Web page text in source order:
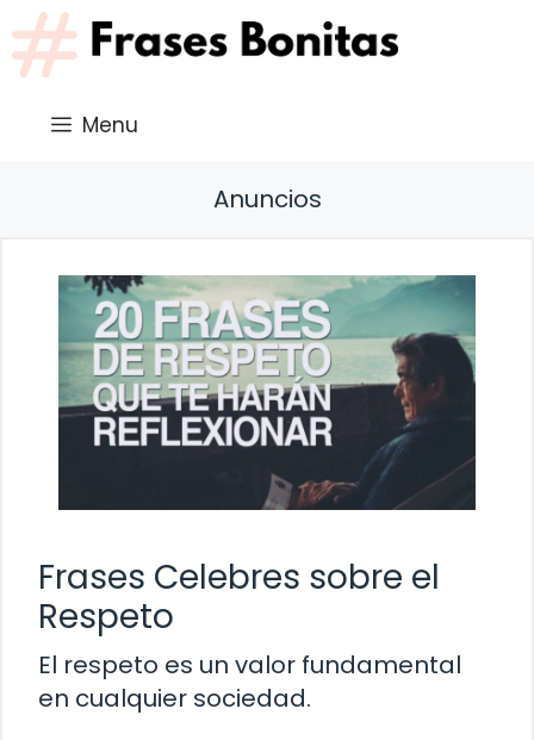
Saltar
al
contenido
Menu
Anuncios
Frases Celebres sobre el
Respeto
El respeto es un valor fundamental
en cualquier sociedad.